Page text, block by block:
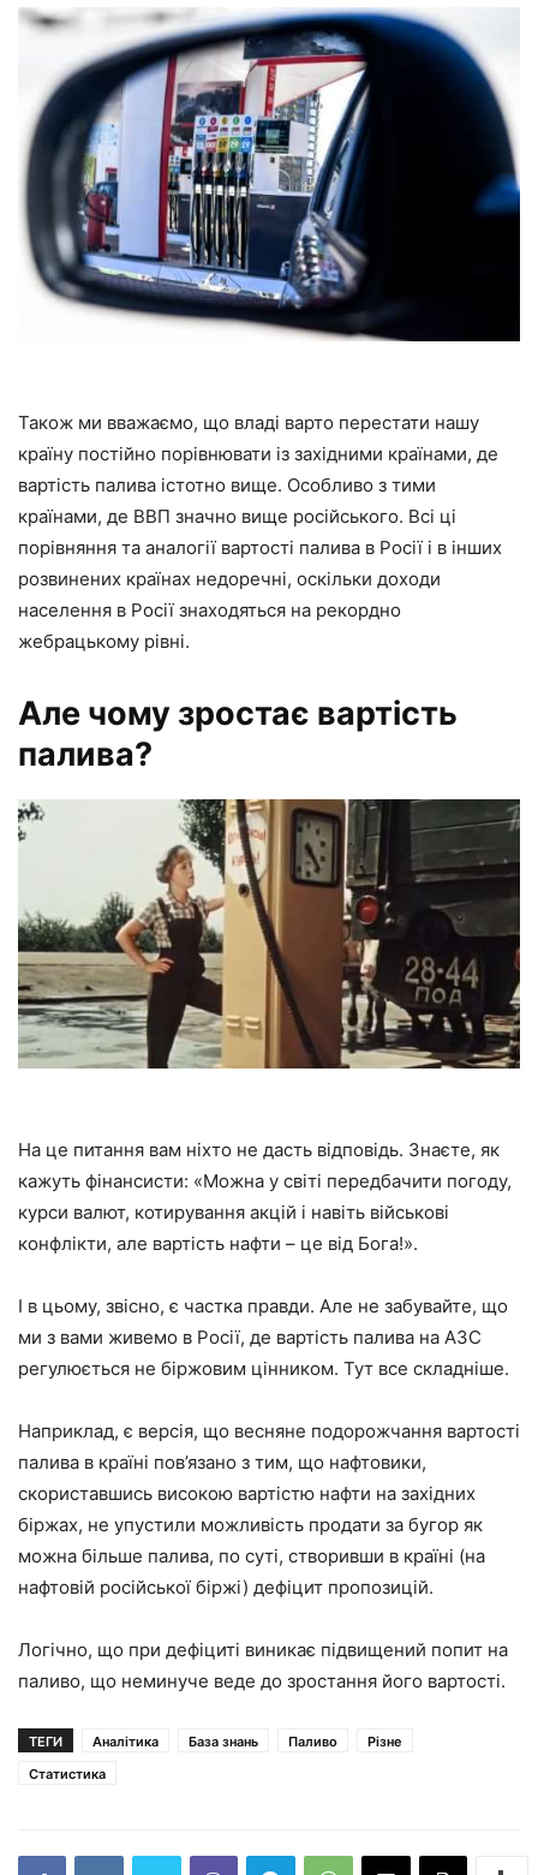
Також ми вважаємо, що владі варто перестати нашу
країну постійно порівнювати із західними країнами, де
вартість палива істотно вище. Особливо з тими
країнами, де ВВП значно вище російського. Всі ці
порівняння та аналогії вартості палива в Росії і в інших
розвинених країнах недоречні, оскільки доходи
населення в Росії знаходяться на рекордно
жебрацькому рівні.
Але чому зростає вартість
палива?
На це питання вам ніхто не дасть відповідь. Знаєте, як
кажуть фінансисти: «Можна у світі передбачити погоду,
курси валют, котирування акцій і навіть військові
конфлікти, але вартість нафти – це від Бога!».
І в цьому, звісно, є частка правди. Але не забувайте, що
ми з вами живемо в Росії, де вартість палива на АЗС
регулюється не біржовим цінником. Тут все складніше.
Наприклад, є версія, що весняне подорожчання вартості
палива в країні пов’язано з тим, що нафтовики,
скориставшись високою вартістю нафти на західних
біржах, не упустили можливість продати за бугор як
можна більше палива, по суті, створивши в країні (на
нафтовій російської біржі) дефіцит пропозицій.
Логічно, що при дефіциті виникає підвищений попит на
паливо, що неминуче веде до зростання його вартості.
ТЕГИ Аналітика База знань Паливо
Різне
Статистика